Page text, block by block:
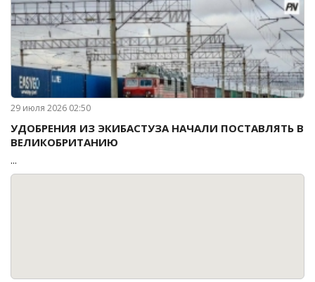
29 июля 2026 02:50
УДОБРЕНИЯ ИЗ ЭКИБАСТУЗА НАЧАЛИ ПОСТАВЛЯТЬ В
ВЕЛИКОБРИТАНИЮ
...